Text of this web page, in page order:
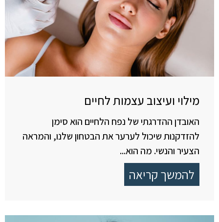
מילוי ועיצוב עצמות לחיים
האובדן ההדרגתי של נפח הלחיים הוא סימן
להזדקנות שיכול לערער את הבטחון שלנו, והמראה
הצעיר והנשי. מה הוא...
להמשך קריאה